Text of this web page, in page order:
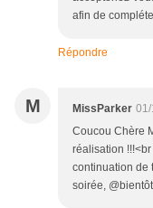
afin de
Répondre
M MissParker
Coucou Chère
réalisation
continuation de
soirée, @bientôt